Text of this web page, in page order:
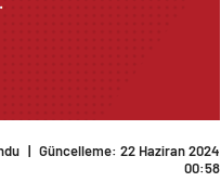
| Güncelleme: 22 Haziran 2024
00:58